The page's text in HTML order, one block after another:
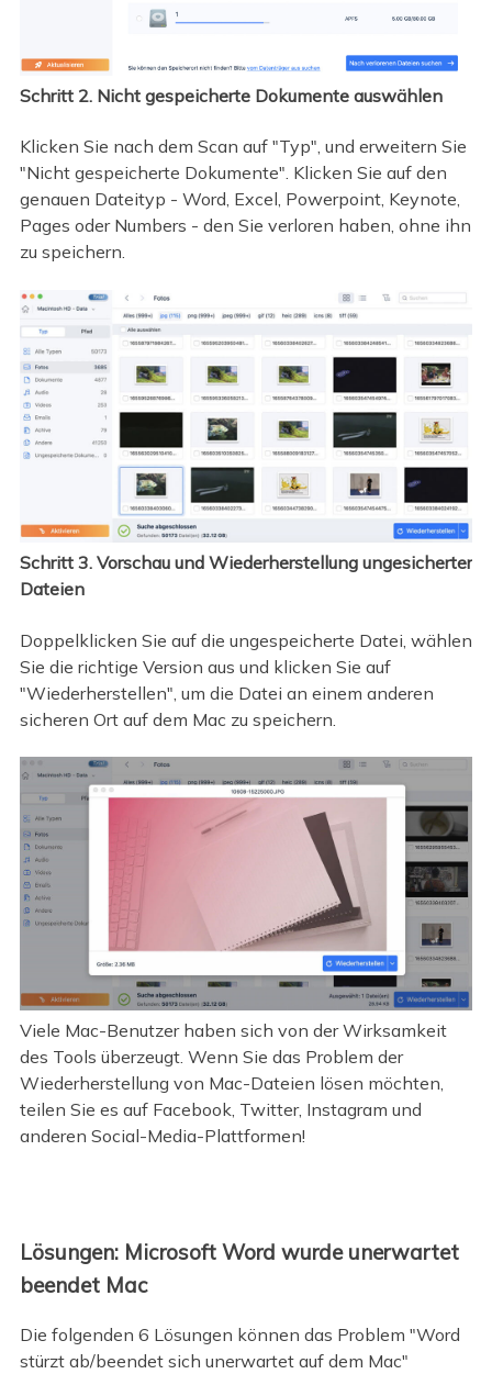
Schritt 2. Nicht gespeicherte Dokumente auswählen
Klicken Sie nach dem Scan auf "Typ", und erweitern Sie
"Nicht gespeicherte Dokumente". Klicken Sie auf den
genauen Dateityp - Word, Excel, Powerpoint, Keynote,
Pages oder Numbers - den Sie verloren haben, ohne ihn
zu speichern.
Schritt 3. Vorschau und Wiederherstellung ungesicherter
Dateien
Doppelklicken Sie auf die ungespeicherte Datei, wählen
Sie die richtige Version aus und klicken Sie auf
"Wiederherstellen", um die Datei an einem anderen
sicheren Ort auf dem Mac zu speichern.
Viele Mac-Benutzer haben sich von der Wirksamkeit
des Tools überzeugt. Wenn Sie das Problem der
Wiederherstellung von Mac-Dateien lösen möchten,
teilen Sie es auf Facebook, Twitter, Instagram und
anderen Social-Media-Plattformen!
Lösungen: Microsoft Word wurde unerwartet
beendet Mac
Die folgenden 6 Lösungen können das Problem "Word
stürzt ab/beendet sich unerwartet auf dem Mac"